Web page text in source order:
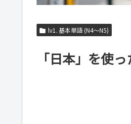
lv1. 基本単語 (N4～N5)
「日本」を使